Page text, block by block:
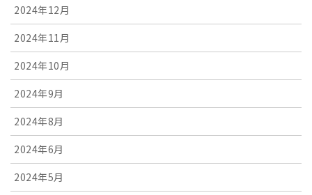
2024年12月
2024年11月
2024年10月
2024年9月
2024年8月
2024年6月
2024年5月